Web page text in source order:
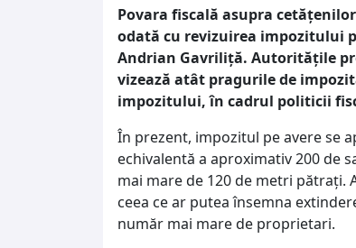
Povara fiscală asupra
odată cu revizuirea impozitului
Andrian Gavriliță. Autoritățile
vizează atât pragurile de
impozitului, în cadrul politicii
În prezent, impozitul pe avere se
echivalentă a aproximativ 200 de
mai mare de 120 de metri pătrați.
ceea ce ar putea însemna
număr mai mare de proprietari.